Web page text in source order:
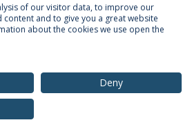
Termos & Condições
do Titular dos Dados
Católica Portuguesa
of our visitor data, to improve our
and to give you a great website
about the cookies we use open the
Deny